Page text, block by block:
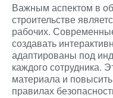
Важным аспектом в
строительстве
рабочих.
создавать
адаптированы под
каждого сотрудника.
материала и
правилах